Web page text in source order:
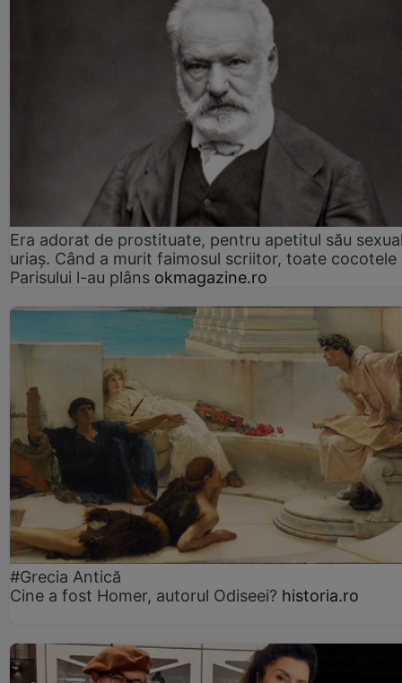
Era adorat de prostituate, pentru apetitul său
uriaș. Când a murit faimosul scriitor, toate cocotele
Parisului l-au plâns okmagazine.ro
#Grecia Antică
Cine a fost Homer, autorul Odiseei? historia.ro